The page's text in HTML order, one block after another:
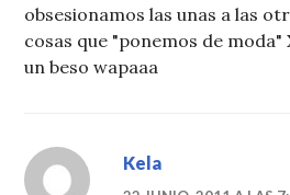
obsesionamos las unas a las
cosas que "ponemos de moda"
un beso wapaaa
Kela